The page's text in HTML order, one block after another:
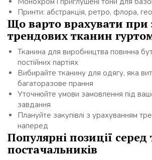
Принти: абстракція, ретро, флора,
Що варто врахувати при
трендових тканин
Тканина для виробництва повинна
постійних партіях
Вибирайте тканину для одягу, яка
багаторазове прання
Уточнюйте умови замовлення під
завдання
Плануйте закупівлі з урахуванням
наперед
Популярні позиції
постачальників